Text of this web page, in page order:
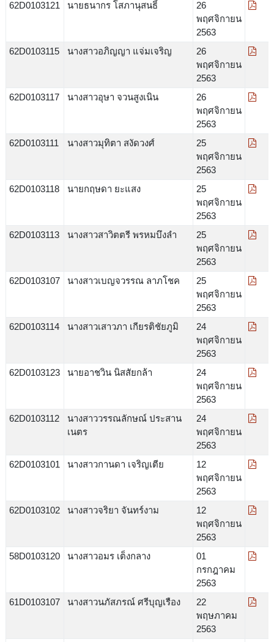
62D0103121
นายธนากร โสภานุสนธิ์
26
พฤศจิกายน
2563
62D0103115
นางสาวอภิญญา แจ่มเจริญ
26
พฤศจิกายน
2563
62D0103117
นางสาวอุษา จวนสูงเนิน
26
พฤศจิกายน
2563
62D0103111
นางสาวมุทิตา สงัดวงศ์
25
พฤศจิกายน
2563
62D0103118
นายกฤษดา ยะแสง
25
พฤศจิกายน
2563
62D0103113
นางสาวสาวิตตรี พรหมบึงลำ
25
พฤศจิกายน
2563
62D0103107
นางสาวเบญจวรรณ ลาภโชค
25
พฤศจิกายน
2563
62D0103114
นางสาวเสาวภา เกียรติชัยภูมิ
24
พฤศจิกายน
2563
62D0103123
นายอาชวิน นิสสัยกล้า
24
พฤศจิกายน
2563
62D0103112
นางสาววรรณลักษณ์ ประสาน
เนตร
24
พฤศจิกายน
2563
62D0103101
นางสาวกานดา เจริญเตีย
12
พฤศจิกายน
2563
62D0103102
นางสาวจริยา จันทร์งาม
12
พฤศจิกายน
2563
58D0103120
นางสาวอมร เต็งกลาง
01
กรกฎาคม
2563
61D0103107
นางสาวนภัสภรณ์ ศรีบุญเรือง
22
พฤษภาคม
2563